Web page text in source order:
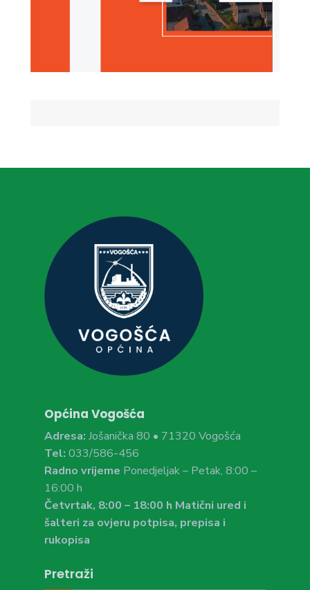
Općina Vogošća
Adresa: Jošanička 80 • 71320 Vogošća
Tel: 033/586-456
Radno vrijeme Ponedjeljak – Petak, 8:00 –
16:00 h
Četvrtak, 8:00 – 18:00 h Matični ured i
šalteri za ovjeru potpisa, prepisa i
rukopisa
Pretraži